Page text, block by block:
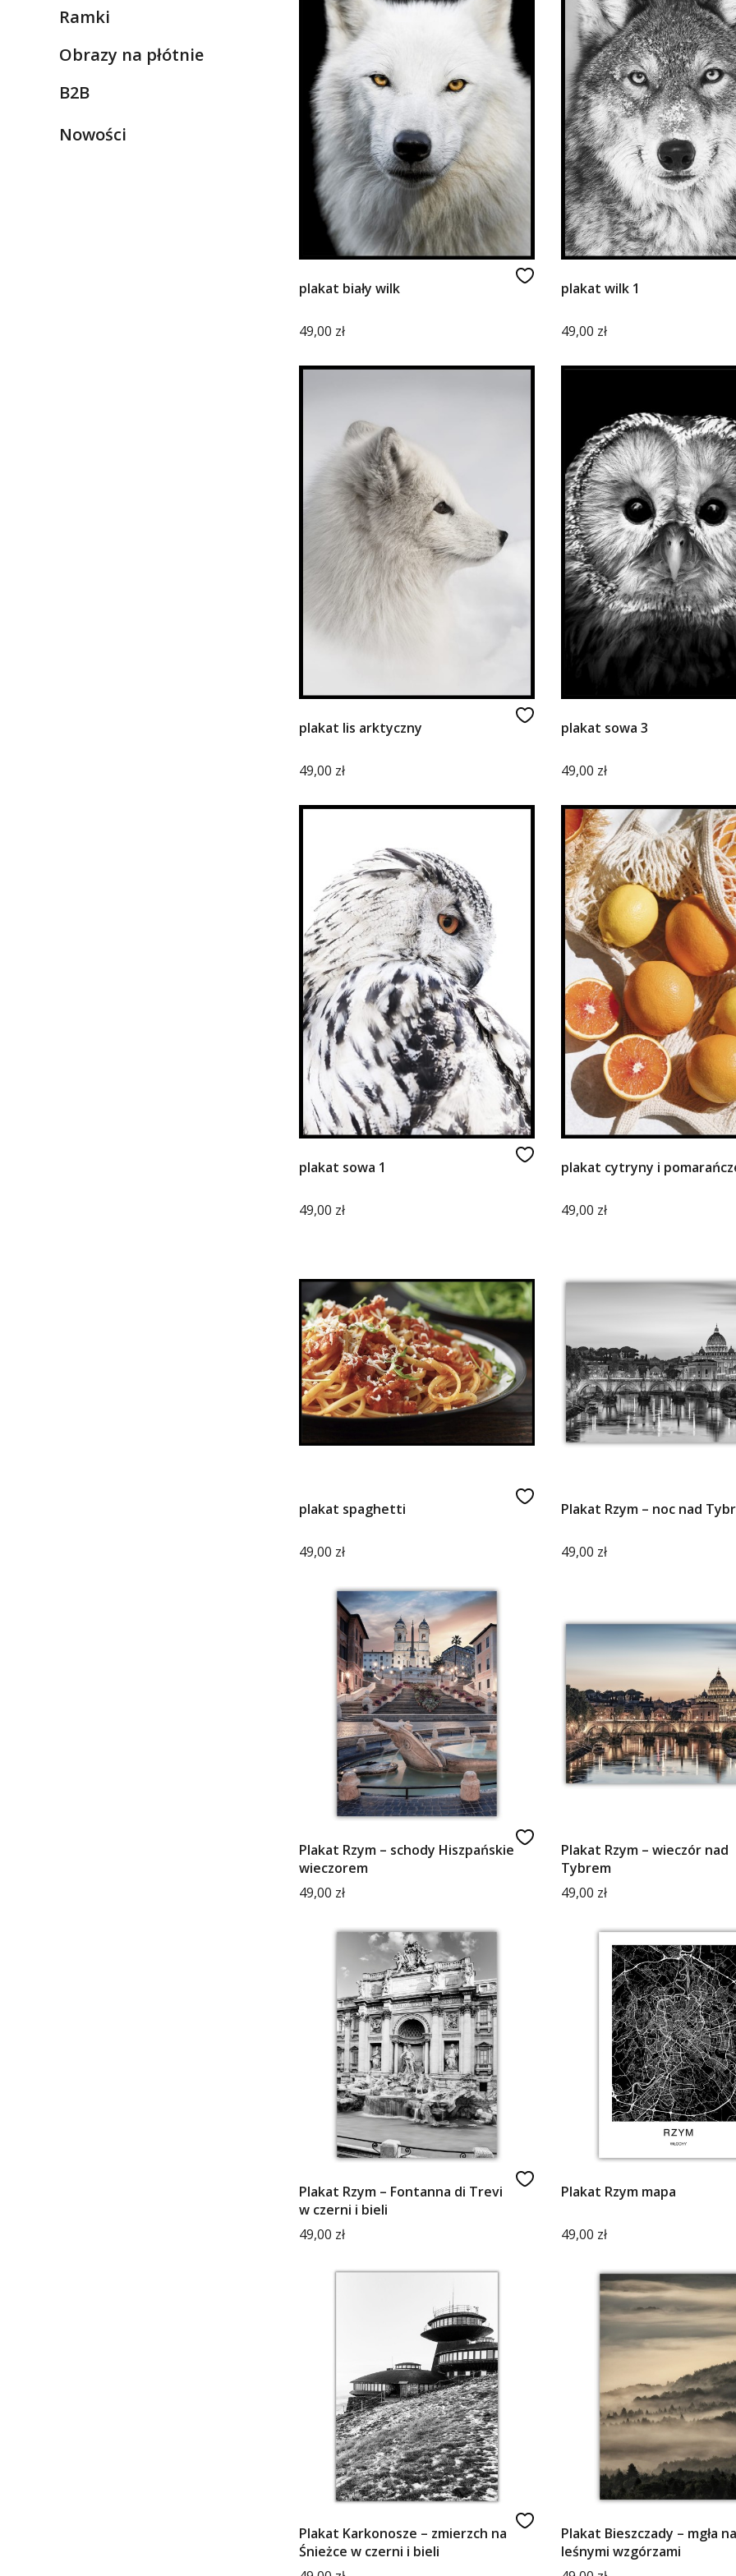
Kategoria - Ramki
Ramki
Kategoria - Obrazy na płótnie
Obrazy na płótnie
Kategoria - B2B
B2B
Nowości
plakat biały wilk
Cena
49,00 zł
plakat wilk 1
Cena
49,00 zł
plakat lis arktyczny
Cena
49,00 zł
plakat sowa 3
Cena
49,00 zł
plakat sowa 1
Cena
49,00 zł
plakat cytryny i
Cena
49,00 zł
plakat spaghetti
Cena
49,00 zł
Plakat Rzym – noc nad
Cena
49,00 zł
Plakat Rzym – schody Hiszpańskie
wieczorem
Cena
49,00 zł
Plakat Rzym – wieczór nad
Tybrem
Cena
49,00 zł
Plakat Rzym – Fontanna di Trevi
w czerni i bieli
Cena
49,00 zł
Plakat Rzym mapa
Cena
49,00 zł
Plakat Karkonosze – zmierzch na
Śnieżce w czerni i bieli
Plakat Bieszczady – mgła
leśnymi wzgórzami